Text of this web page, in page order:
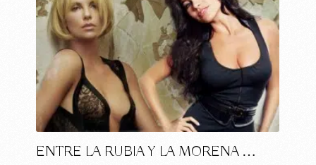
ENTRE LA RUBIA Y LA MORENA …